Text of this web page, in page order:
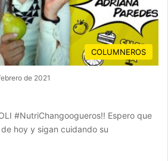
COLUMNEROS
de 2021
#NutriChangoogueros!! Espero que
hoy y sigan cuidando su